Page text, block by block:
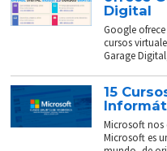
Digital
Google
cursos
Garage
15
Microsoft nos
Microsoft es